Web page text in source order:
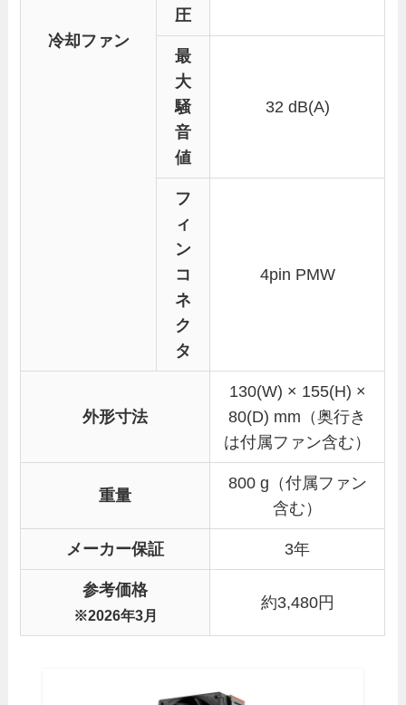
冷却ファン
圧
最
大
騒
音
値
32 dB(A)
フ
ィ
ン
コ
ネ
ク
タ
4pin PMW
外形寸法
130(W) × 155(H) ×
80(D) mm（奥行き
は付属ファン含む）
重量
800 g（付属ファン
含む）
メーカー保証 3年
参考価格
※2026年3月
約3,480円